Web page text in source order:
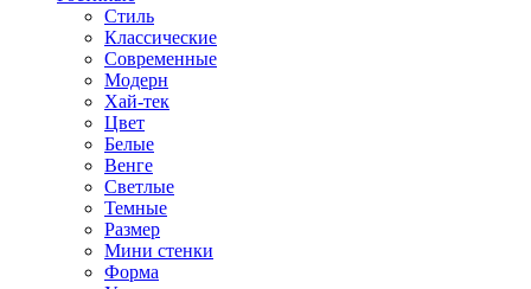
Стиль
Классические
Современные
Модерн
Хай-тек
Цвет
Белые
Венге
Светлые
Темные
Размер
Мини стенки
Форма